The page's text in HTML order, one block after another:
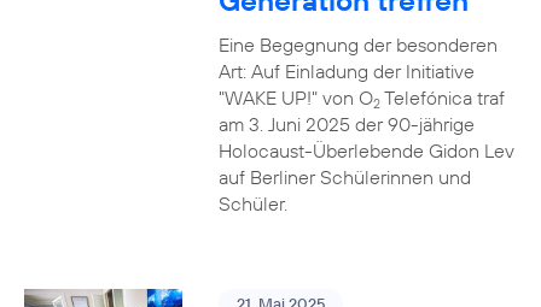
Eine Begegnung der besonderen
Art: Auf Einladung der Initiative
"WAKE UP!" von O2Telefónica traf
am 3. Juni 2025 der 90-jährige
Holocaust-Überlebende Gidon Lev
auf Berliner Schülerinnen und
Schüler.